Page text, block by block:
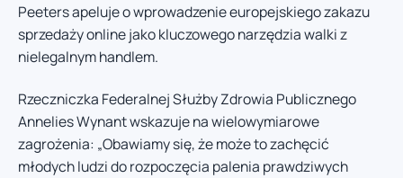
Peeters apeluje o wprowadzenie europejskiego zakazu
sprzedaży online jako kluczowego narzędzia walki z
nielegalnym handlem.
Rzeczniczka Federalnej Służby Zdrowia Publicznego
Annelies Wynant wskazuje na wielowymiarowe
zagrożenia: „Obawiamy się, że może to zachęcić
młodych ludzi do rozpoczęcia palenia prawdziwych